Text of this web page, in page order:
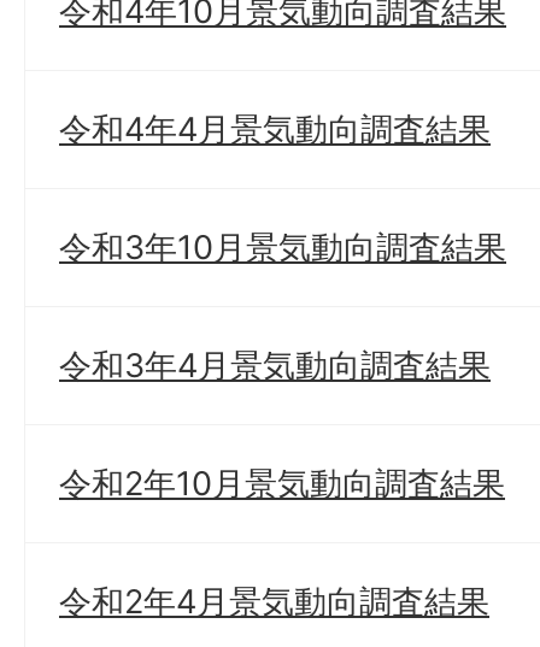
令和4年10月景気動向調査結果
令和4年4月景気動向調査結果
令和3年10月景気動向調査結果
令和3年4月景気動向調査結果
令和2年10月景気動向調査結果
令和2年4月景気動向調査結果